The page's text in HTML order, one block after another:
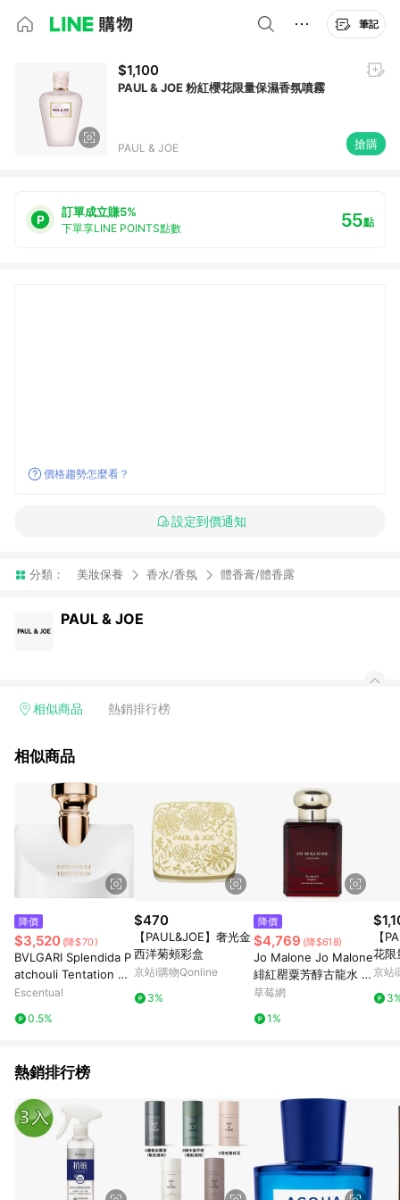
筆記
$1,100
PAUL & JOE 粉紅櫻花限量保濕香氛噴霧
PAUL & JOE 搶購
訂單成立賺5%
下單享LINE POINTS點數 55點
價格趨勢怎麼看？
設定到價通知
分類： 美妝保養 香水/香氛 體香膏/體香露
PAUL & JOE
相似商品 熱銷排行榜
相似商品
降價
$3,520 (降$70)
BVLGARI Splendida P
atchouli Tentation Ea
u de Parfum Spray 5
Escentual
0.5%
$470
【PAUL&JOE】奢光金
西洋菊頰彩盒
京站i購物Qonline
3%
降價
$4,769 (降$618)
Jo Malone Jo Malone
緋紅罌粟芳醇古龍水 5
0ml/1.7oz-古龍水
草莓網
1%
【
花限
京站i
熱銷排行榜